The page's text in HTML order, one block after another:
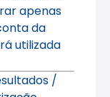
apenas
da
utilizada
/